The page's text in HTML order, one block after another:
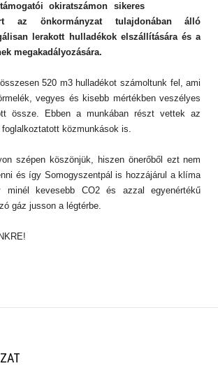
támogatói okiratszámon sikeres
az önkormányzat tulajdonában álló
lerakott hulladékok elszállítására és a
megakadályozására.
520 m3 hulladékot számoltunk fel, ami
vegyes és kisebb mértékben veszélyes
össze. Ebben a munkában részt vettek az
közmunkások is.
szépen köszönjük, hiszen önerőből ezt nem
és így Somogyszentpál is hozzájárul a klíma
minél kevesebb CO2 és azzal egyenértékű
gáz jusson a légtérbe.